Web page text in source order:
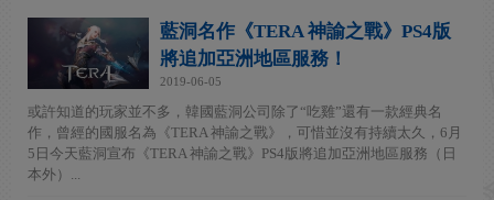
藍洞名作《TERA 神諭之戰》PS4版
將追加亞洲地區服務！
2019-06-05
或許知道的玩家並不多，韓國藍洞公司除了“吃雞”還有一款經典名
作，曾經的國服名為《TERA 神諭之戰》，可惜並沒有持續太久，6月
5日今天藍洞宣布《TERA 神諭之戰》PS4版將追加亞洲地區服務（日
本外）...